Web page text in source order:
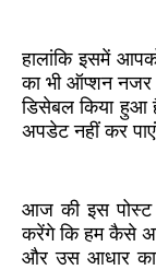
हालांकि इसमें
का भी ऑप्शन नजर
डिसेबल किया हुआ
अपडेट नहीं कर
आज की इस पोस्ट
करेंगे कि हम कैसे
और उस आधार